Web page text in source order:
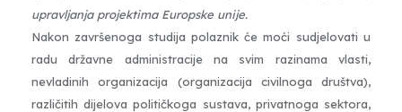
upravljanja projektima Europske unije.
Nakon završenoga studija polaznik će moći sudjelovati u
radu državne administracije na svim razinama vlasti,
nevladinih organizacija (organizacija civilnoga društva),
različitih dijelova političkoga sustava, privatnoga sektora,